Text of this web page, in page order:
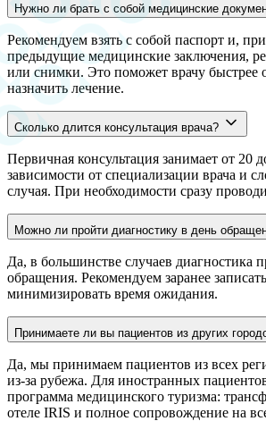
Нужно ли брать с собой медицинские
Рекомендуем взять с собой паспорт и,
предыдущие медицинские заключения,
или снимки. Это поможет врачу быстрее
назначить лечение.
Сколько длится консультация врача?
Первичная консультация занимает от 20
зависимости от специализации врача и
случая. При необходимости сразу
Можно ли пройти диагностику в день
Да, в большинстве случаев диагностика
обращения. Рекомендуем заранее
минимизировать время ожидания.
Принимаете ли вы пациентов из других
Да, мы принимаем пациентов из всех
из-за рубежа. Для иностранных
программа медицинского туризма:
отеле IRIS и полное сопровождение на